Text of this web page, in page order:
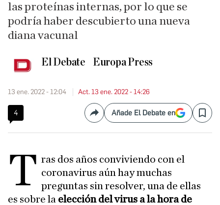
las proteínas internas, por lo que se
podría haber descubierto una nueva
diana vacunal
El Debate Europa Press
13 ene. 2022 - 12:04 Act. 13 ene. 2022 - 14:26
4 CompartirAñade El Debate en Save
T ras dos años conviviendo con el
coronavirus aún hay muchas
preguntas sin resolver, una de ellas
es sobre la elección del virus a la hora de